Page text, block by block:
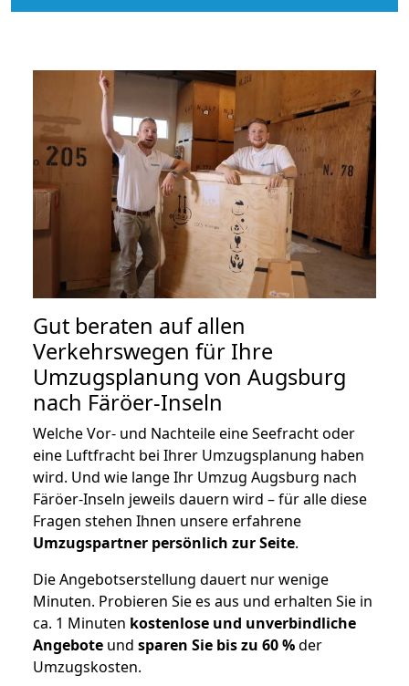
Gut beraten auf allen
Verkehrswegen für Ihre
Umzugsplanung von Augsburg
nach Färöer-Inseln
Welche Vor- und Nachteile eine Seefracht oder
eine Luftfracht bei Ihrer Umzugsplanung haben
wird. Und wie lange Ihr Umzug Augsburg nach
Färöer-Inseln jeweils dauern wird – für alle diese
Fragen stehen Ihnen unsere erfahrene
Umzugspartner persönlich zur Seite.
Die Angebotserstellung dauert nur wenige
Minuten. Probieren Sie es aus und erhalten Sie in
ca. 1 Minuten kostenlose und unverbindliche
Angebote und sparen Sie bis zu 60 %der
Umzugskosten.